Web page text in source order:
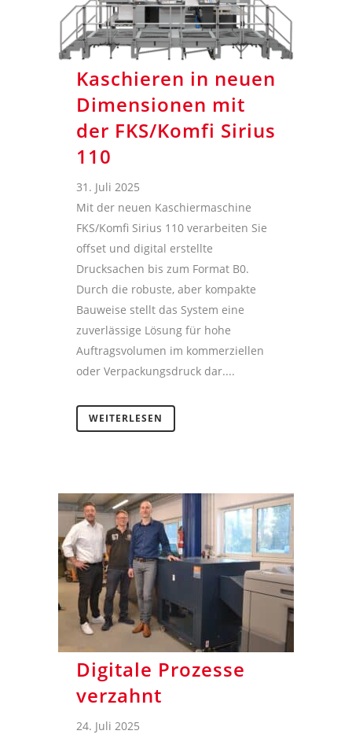
Kaschieren in neuen
Dimensionen mit
der FKS/Komfi Sirius
110
31. Juli 2025
Mit der neuen Kaschiermaschine
FKS/Komfi Sirius 110 verarbeiten Sie
offset und digital erstellte
Drucksachen bis zum Format B0.
Durch die robuste, aber kompakte
Bauweise stellt das System eine
zuverlässige Lösung für hohe
Auftragsvolumen im kommerziellen
oder Verpackungsdruck dar....
WEITERLESEN
Digitale Prozesse
verzahnt
24. Juli 2025